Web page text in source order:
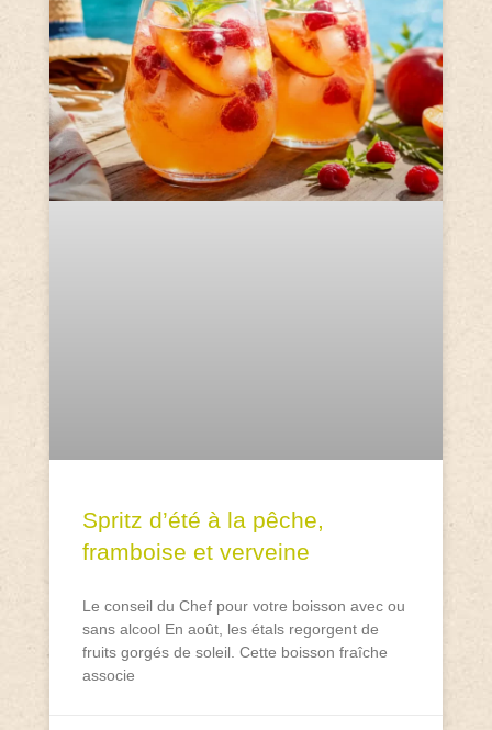
Spritz d’été à la pêche,
framboise et verveine
Le conseil du Chef pour votre boisson avec ou
sans alcool En août, les étals regorgent de
fruits gorgés de soleil. Cette boisson fraîche
associe